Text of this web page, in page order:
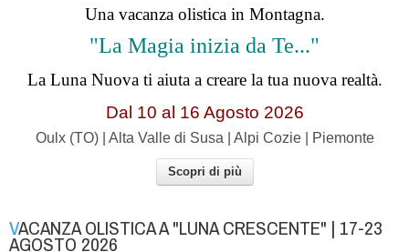
Una vacanza olistica in Montagna.
"La Magia inizia da Te..."
La Luna Nuova ti aiuta a creare la tua nuova realtà.
Dal 10 al 16 Agosto 2026
Oulx (TO) | Alta Valle di Susa | Alpi Cozie | Piemonte
Scopri di più
VACANZA OLISTICA A "LUNA CRESCENTE" | 17-23
AGOSTO 2026